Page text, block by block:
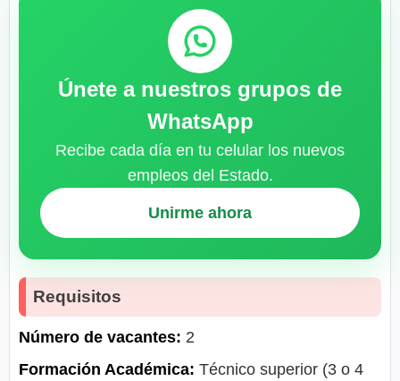
Únete a nuestros grupos de
WhatsApp
Recibe cada día en tu celular los nuevos
empleos del Estado.
Unirme ahora
Requisitos
Número de vacantes: 2
Formación Académica: Técnico superior (3 o 4